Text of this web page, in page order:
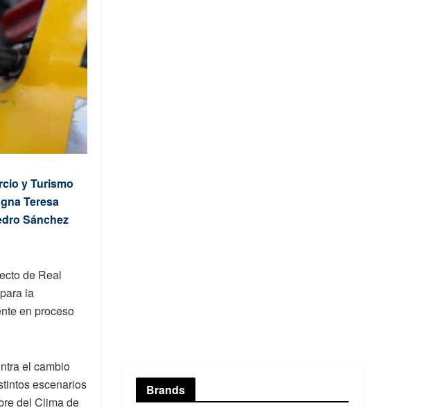
y Turismo
Teresa
Sánchez
de Real
la
en proceso
el cambio
escenarios
del Clima de
Brands